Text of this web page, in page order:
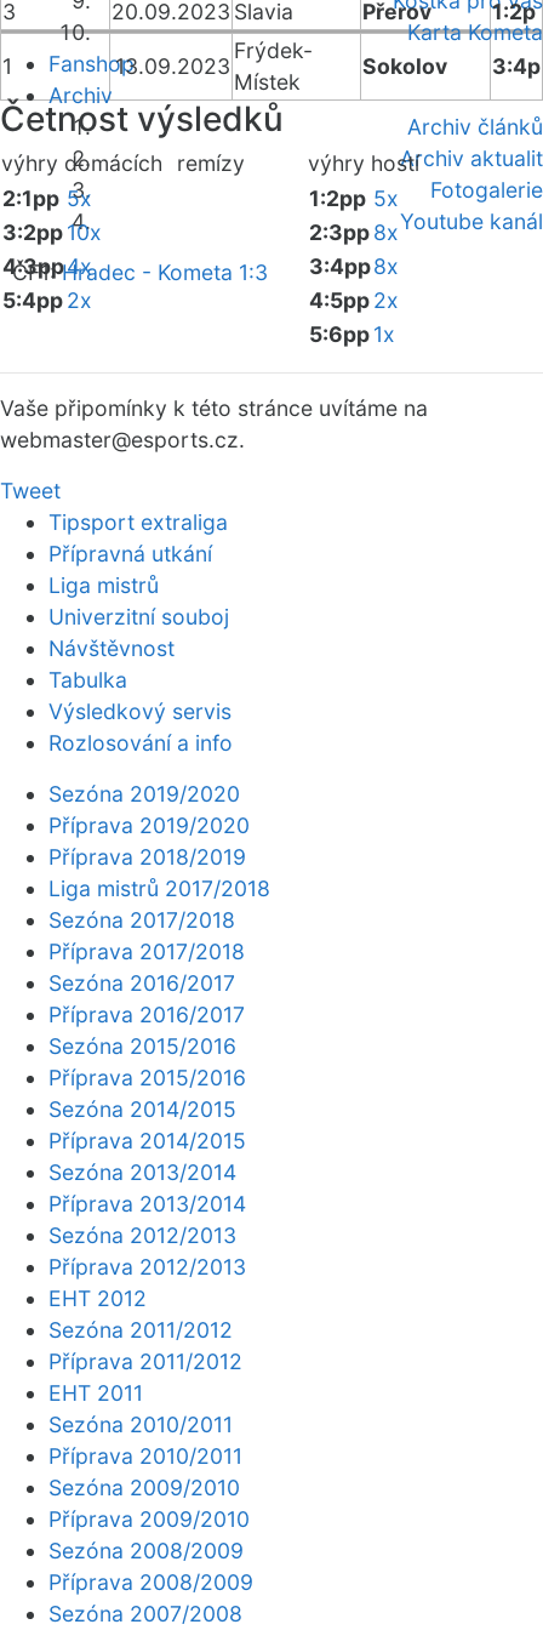
Karta Kometa
Fanshop
Archiv
Archiv článků
Archiv aktualit
Fotogalerie
Youtube kanál
ČF1:Hradec - Kometa 1:3
3
20.09.2023 Slavia Přerov 1:2p
1 13.09.2023
Frýdek-
Místek
Sokolov 3:4p
Četnost výsledků
výhry domácích remízy výhry hostí
2:1pp 5x
3:2pp10x
4:3pp4x
5:4pp2x
1:2pp 5x
2:3pp8x
3:4pp8x
4:5pp2x
5:6pp1x
Vaše připomínky k této stránce uvítáme na
webmaster@esports.cz.
Tweet
Tipsport extraliga
Přípravná utkání
Liga mistrů
Univerzitní souboj
Návštěvnost
Tabulka
Výsledkový servis
Rozlosování a info
Sezóna 2019/2020
Příprava 2019/2020
Příprava 2018/2019
Liga mistrů 2017/2018
Sezóna 2017/2018
Příprava 2017/2018
Sezóna 2016/2017
Příprava 2016/2017
Sezóna 2015/2016
Příprava 2015/2016
Sezóna 2014/2015
Příprava 2014/2015
Sezóna 2013/2014
Příprava 2013/2014
Sezóna 2012/2013
Příprava 2012/2013
EHT 2012
Sezóna 2011/2012
Příprava 2011/2012
EHT 2011
Sezóna 2010/2011
Příprava 2010/2011
Sezóna 2009/2010
Příprava 2009/2010
Sezóna 2008/2009
Příprava 2008/2009
Sezóna 2007/2008